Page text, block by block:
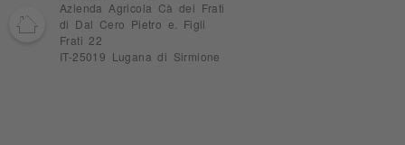
Azienda Agricola Cà dei Frati
di Dal Cero Pietro e. Figli
Frati 22
IT-25019 Lugana di Sirmione